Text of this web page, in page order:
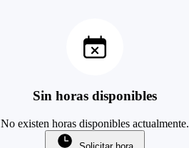
Sin horas disponibles
No existen horas disponibles actualmente.